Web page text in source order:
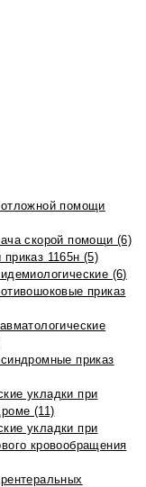
помощи
скорой помощи (6)
1165н (5)
(6)
приказ
приказ
укладки при
(11)
укладки при
кровообращения